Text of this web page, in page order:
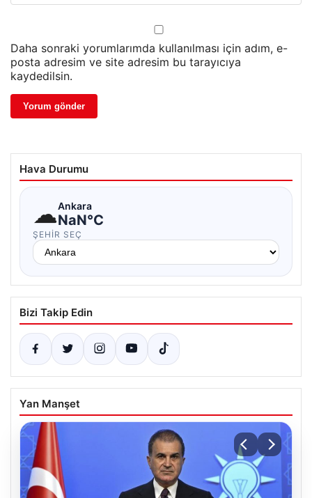
Daha sonraki yorumlarımda kullanılması için adım, e-
posta adresim ve site adresim bu tarayıcıya
kaydedilsin.
Hava Durumu
☁Ankara
NaN°C
ŞEHIR SEÇ
Bizi Takip Edin
Yan Manşet